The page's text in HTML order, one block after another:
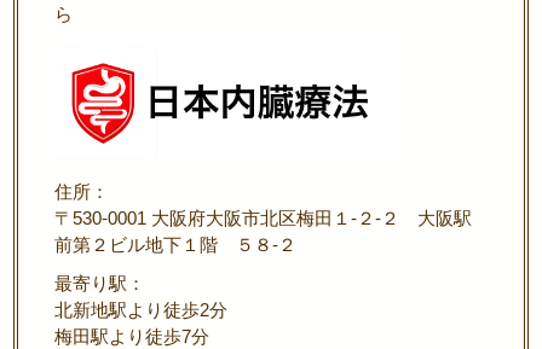
ら
住所：
〒530-0001 大阪府大阪市北区梅田１-２-２ 大阪駅
前第２ビル地下１階 ５８-２
最寄り駅：
北新地駅より徒歩2分
梅田駅より徒歩7分